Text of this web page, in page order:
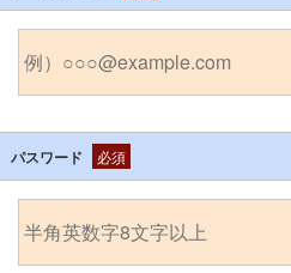
パスワード 必須